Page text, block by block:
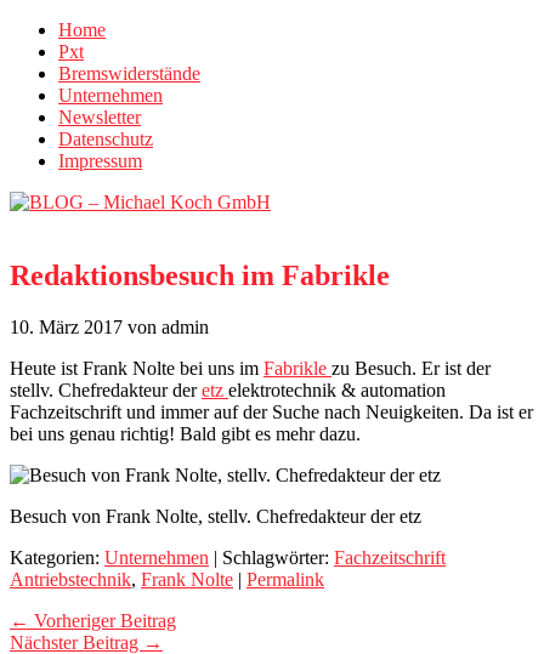
Home
Pxt
Bremswiderstände
Unternehmen
Newsletter
Datenschutz
Impressum
Redaktionsbesuch im Fabrikle
10. März 2017 von admin
Heute ist Frank Nolte bei uns im Fabrikle zu Besuch. Er ist der
stellv. Chefredakteur deretz elektrotechnik & automation
Fachzeitschrift und immer auf der Suche nach Neuigkeiten. Da ist er
bei uns genau richtig! Bald gibt es mehr dazu.
Besuch von Frank Nolte, stellv. Chefredakteur der etz
Kategorien: Unternehmen | Schlagwörter: Fachzeitschrift
Antriebstechnik, Frank Nolte | Permalink
← Vorheriger Beitrag
Nächster Beitrag →